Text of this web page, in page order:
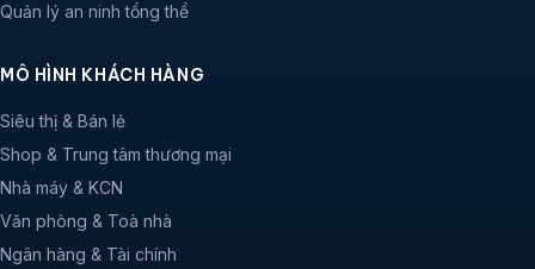
Quản lý an ninh tổng thể
MÔ HÌNH KHÁCH HÀNG
Siêu thị & Bán lẻ
Shop & Trung tâm thương mại
Nhà máy & KCN
Văn phòng & Toà nhà
Ngân hàng & Tài chính